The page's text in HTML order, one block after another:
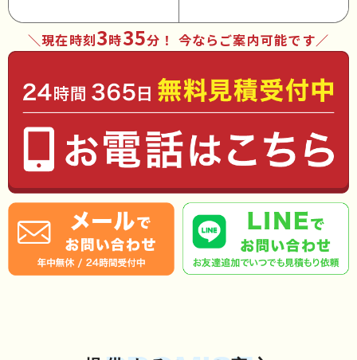
現在時刻3時35分 ！ 今ならご案内可能です